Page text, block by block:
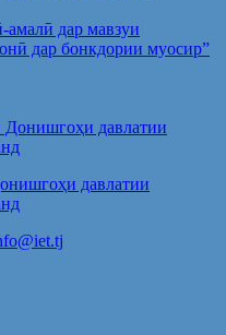
дар мавзуи
дар бонкдории муосир”
давлатии